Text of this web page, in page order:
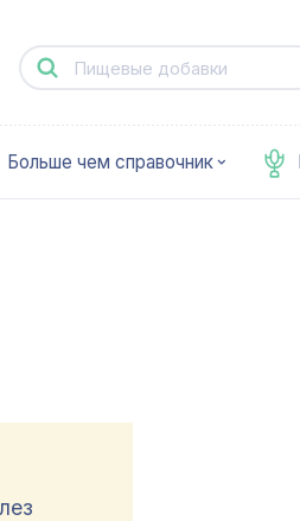
Больше чем справочник